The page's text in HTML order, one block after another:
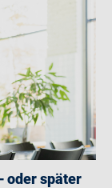
oder später